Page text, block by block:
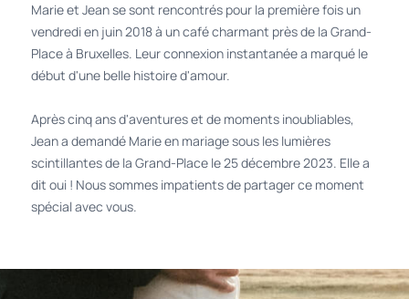
Marie et Jean se sont rencontrés pour la première fois un
vendredi en juin 2018 à un café charmant près de la Grand-
Place à Bruxelles. Leur connexion instantanée a marqué le
début d'une belle histoire d'amour.
Après cinq ans d'aventures et de moments inoubliables,
Jean a demandé Marie en mariage sous les lumières
scintillantes de la Grand-Place le 25 décembre 2023. Elle a
dit oui ! Nous sommes impatients de partager ce moment
spécial avec vous.